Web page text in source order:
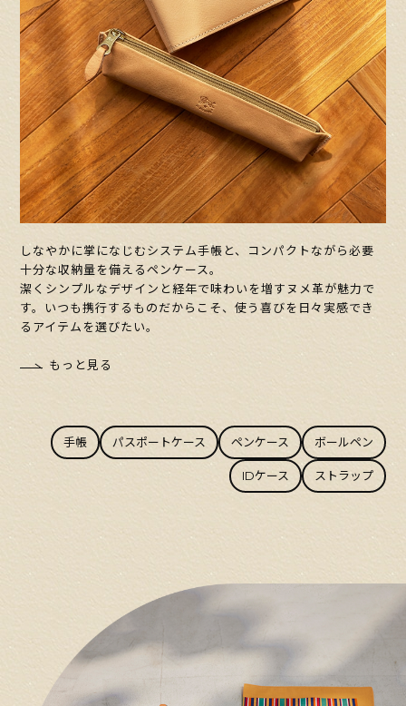
しなやかに掌になじむシステム手帳と、コンパクトながら必要
十分な収納量を備えるペンケース。
潔くシンプルなデザインと経年で味わいを増すヌメ革が魅力で
す。いつも携行するものだからこそ、使う喜びを日々実感でき
るアイテムを選びたい。
もっと見る
手帳 パスポートケース ペンケース ボールペン
IDケース ストラップ